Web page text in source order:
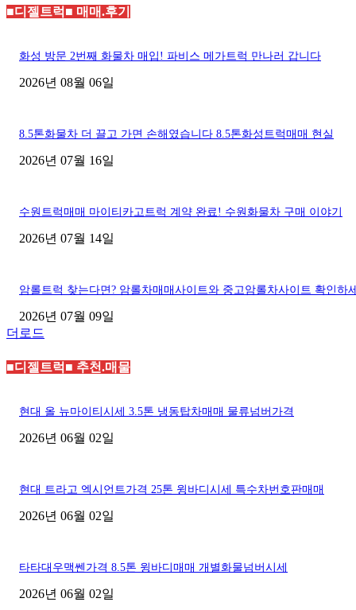
■디젤트럭■ 매매.후기
화성 방문 2번째 화물차 매입! 파비스 메가트럭 만나러 갑니다
2026년 08월 06일
8.5톤화물차 더 끌고 가면 손해였습니다 8.5톤화성트럭매매 현실
2026년 07월 16일
수원트럭매매 마이티카고트럭 계약 완료! 수원화물차 구매 이야기
2026년 07월 14일
암롤트럭 찾는다면? 암롤차매매사이트와 중고암롤차사이트 확인하
2026년 07월 09일
더로드
■디젤트럭■ 추천.매물
현대 올 뉴마이티시세 3.5톤 냉동탑차매매 물류넘버가격
2026년 06월 02일
현대 트라고 엑시언트가격 25톤 윙바디시세 특수차번호판매매
2026년 06월 02일
타타대우맥쎈가격 8.5톤 윙바디매매 개별화물넘버시세
2026년 06월 02일